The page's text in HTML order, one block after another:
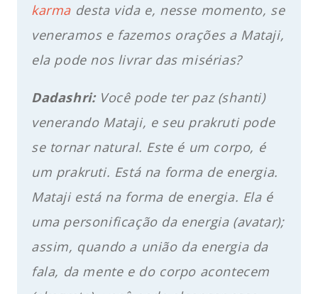
karma desta vida e, nesse momento, se
veneramos e fazemos orações a Mataji,
ela pode nos livrar das misérias?
Dadashri:Você pode ter paz (shanti)
venerando Mataji, e seu prakruti pode
se tornar natural. Este é um corpo, é
um prakruti. Está na forma de energia.
Mataji está na forma de energia. Ela é
uma personificação da energia (avatar);
assim, quando a união da energia da
fala, da mente e do corpo acontecem